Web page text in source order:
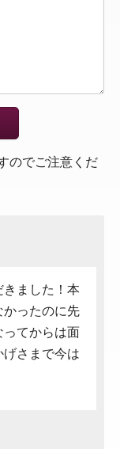
のでご注意くだ
ました！本
かったのに先
ってからは面
さまで今は